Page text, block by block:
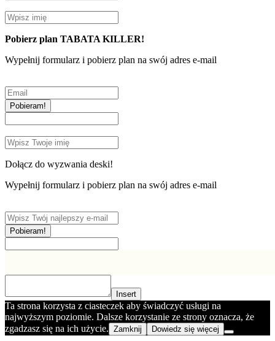
Pobierz plan TABATA KILLER!
Wypełnij formularz i pobierz plan na swój adres e-mail
Pobieram!
Dołącz do wyzwania deski!
Wypełnij formularz i pobierz plan na swój adres e-mail
Pobieram!
Insert
Ta strona korzysta z ciasteczek aby świadczyć usługi na
najwyższym poziomie. Dalsze korzystanie ze strony oznacza, że
zgadzasz się na ich użycie. Zamknij Dowiedz się więcej